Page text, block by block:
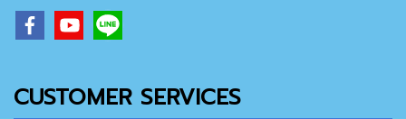
CUSTOMER SERVICES